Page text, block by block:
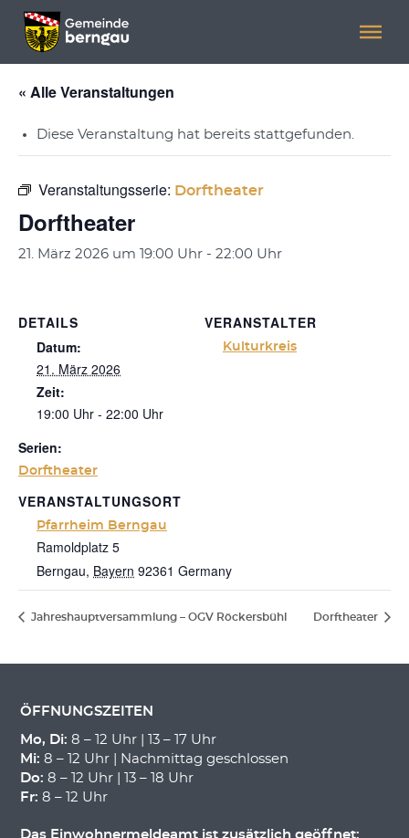
Menü überspringen
Menü überspringen
« Alle Veranstaltungen
Diese Veranstaltung hat bereits stattgefunden.
Veranstaltungsserie: Dorftheater
Dorftheater
21. März 2026 um 19:00 Uhr - 22:00 Uhr
DETAILS
Datum:
21. März 2026
Zeit:
19:00 Uhr - 22:00 Uhr
Serien:
Dorftheater
VERANSTALTUNGSORT
Pfarrheim Berngau
Ramoldplatz 5
Berngau, Bayern 92361 Germany
VERANSTALTER
Kulturkreis
Jahreshauptversammlung – OGV Röckersbühl Dorftheater
ÖFFNUNGSZEITEN
Mo, Di: 8 – 12 Uhr | 13 – 17 Uhr
Mi: 8 – 12 Uhr | Nachmittag geschlossen
Do: 8 – 12 Uhr | 13 – 18 Uhr
Fr: 8 – 12 Uhr
Das Einwohnermeldeamt ist zusätzlich geöffnet: